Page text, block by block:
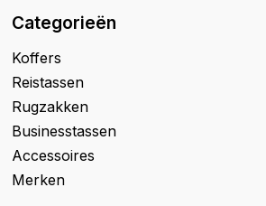
Categorieën
Koffers
Reistassen
Rugzakken
Businesstassen
Accessoires
Merken